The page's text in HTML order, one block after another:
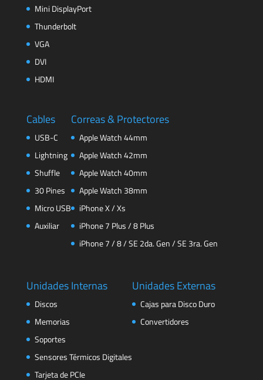
Mini DisplayPort
Thunderbolt
VGA
DVI
HDMI
Cables
USB-C
Lightning
Shuffle
30 Pines
Micro USB
Auxiliar
Correas & Protectores
Apple Watch 44mm
Apple Watch 42mm
Apple Watch 40mm
Apple Watch 38mm
iPhone X / Xs
iPhone 7 Plus / 8 Plus
iPhone 7 / 8 / SE 2da. Gen / SE 3ra. Gen
Unidades Internas
Discos
Memorias
Soportes
Sensores Térmicos Digitales
Tarjeta de PCIe
Unidades Externas
Cajas para Disco Duro
Convertidores